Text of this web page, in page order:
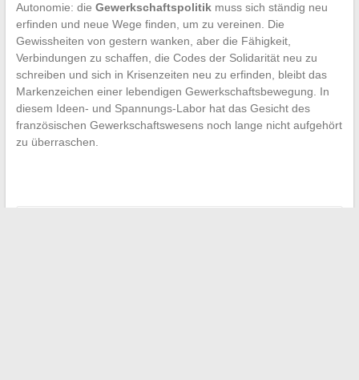
Autonomie: die Gewerkschaftspolitikmuss sich ständig neu
erfinden und neue Wege finden, um zu vereinen. Die
Gewissheiten von gestern wanken, aber die Fähigkeit,
Verbindungen zu schaffen, die Codes der Solidarität neu zu
schreiben und sich in Krisenzeiten neu zu erfinden, bleibt das
Markenzeichen einer lebendigen Gewerkschaftsbewegung. In
diesem Ideen- und Spannungs-Labor hat das Gesicht des
französischen Gewerkschaftswesens noch lange nicht aufgehört
zu überraschen.